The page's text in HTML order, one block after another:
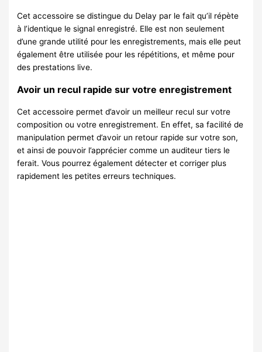
Cet accessoire se distingue du Delay par le fait qu’il répète
à l’identique le signal enregistré. Elle est non seulement
d’une grande utilité pour les enregistrements, mais elle peut
également être utilisée pour les répétitions, et même pour
des prestations live.
Avoir un recul rapide sur votre enregistrement
Cet accessoire permet d’avoir un meilleur recul sur votre
composition ou votre enregistrement. En effet, sa facilité de
manipulation permet d’avoir un retour rapide sur votre son,
et ainsi de pouvoir l’apprécier comme un auditeur tiers le
ferait. Vous pourrez également détecter et corriger plus
rapidement les petites erreurs techniques.